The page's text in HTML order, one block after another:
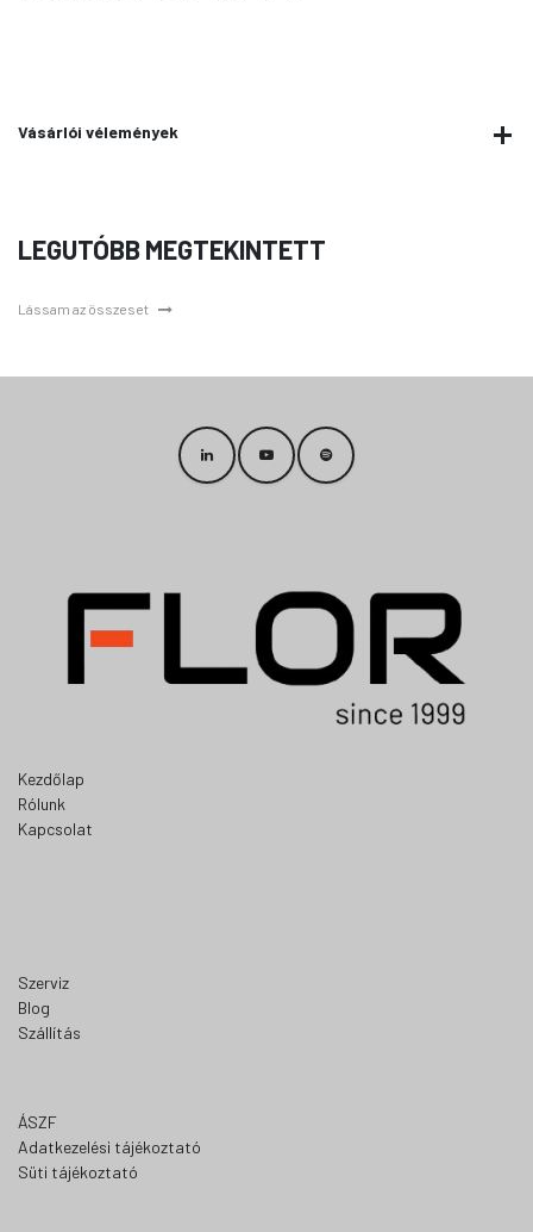
Vásárlói vélemények
LEGUTÓBB MEGTEKINTETT
Lássam az összeset
Kezdőlap
Rólunk
Kapcsolat
Szerviz
Blog
Szállítás
ÁSZF
Adatkezelési tájékoztató
Süti tájékoztató